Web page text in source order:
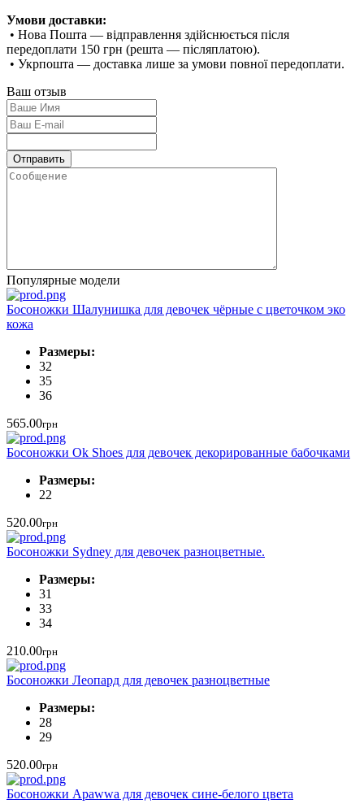
Умови доставки:
• Нова Пошта — відправлення здійснюється після
передоплати 150 грн (решта — післяплатою).
• Укрпошта — доставка лише за умови повної передоплати.
Ваш отзыв
Популярные модели
Босоножки Шалунишка для девочек чёрные с цветочком эко
кожа
Размеры:
32
35
36
565.00грн
Босоножки Ok Shoes для девочек декорированные бабочками
Размеры:
22
520.00грн
Босоножки Sydney для девочек разноцветные.
Размеры:
31
33
34
210.00грн
Босоножки Леопард для девочек разноцветные
Размеры:
28
29
520.00грн
Босоножки Apawwa для девочек сине-белого цвета